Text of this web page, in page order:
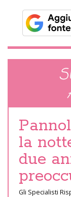
la
due
Gli Specialisti